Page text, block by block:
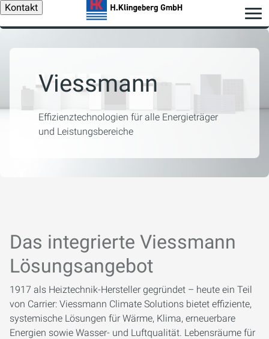
Kontakt
Viessmann
Effizienztechnologien für alle Energieträger
und Leistungsbereiche
Das integrierte Viessmann
Lösungsangebot
1917 als Heiztechnik-Hersteller gegründet – heute ein Teil
von Carrier: Viessmann Climate Solutions bietet effiziente,
systemische Lösungen für Wärme, Klima, erneuerbare
Energien sowie Wasser- und Luftqualität. Lebensräume für